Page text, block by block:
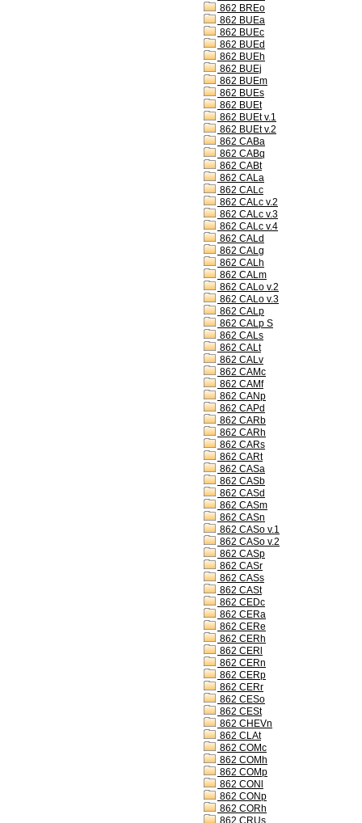
862 BREo
862 BUEa
862 BUEc
862 BUEd
862 BUEh
862 BUEj
862 BUEm
862 BUEs
862 BUEt
862 BUEt v.1
862 BUEt v.2
862 CABa
862 CABq
862 CABt
862 CALa
862 CALc
862 CALc v.2
862 CALc v.3
862 CALc v.4
862 CALd
862 CALg
862 CALh
862 CALm
862 CALo v.2
862 CALo v.3
862 CALp
862 CALp S
862 CALs
862 CALt
862 CALv
862 CAMc
862 CAMf
862 CANp
862 CAPd
862 CARb
862 CARh
862 CARs
862 CARt
862 CASa
862 CASb
862 CASd
862 CASm
862 CASn
862 CASo v.1
862 CASo v.2
862 CASp
862 CASr
862 CASs
862 CASt
862 CEDc
862 CERa
862 CERe
862 CERh
862 CERl
862 CERn
862 CERp
862 CERr
862 CESo
862 CESt
862 CHEVn
862 CLAt
862 COMc
862 COMh
862 COMp
862 CONl
862 CONp
862 CORh
862 CRUs